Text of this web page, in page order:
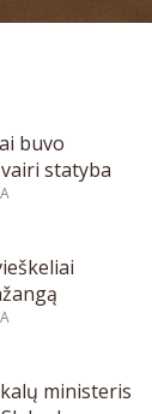
buvo
statyba
ministeris